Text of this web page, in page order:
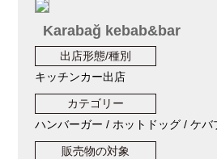
Karabağ kebab&bar
出店形態/種別
キッチンカー出店
カテゴリー
ハンバーガー / ホットドッグ / ケバ
販売物の対象